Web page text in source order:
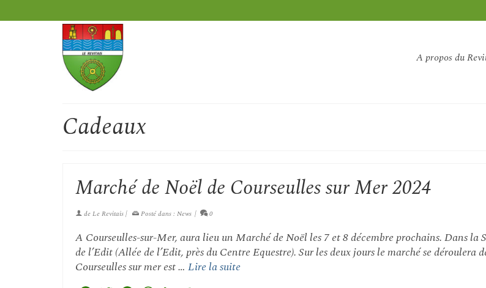
A propos du
Cadeaux
Marché de Noël de Courseulles sur Mer 2024
deLe Revitais| Posté dans : News | 0
A Courseulles-sur-Mer, aura lieu un Marché de Noël les 7 et 8 décembre prochains. Dans la
de l’Edit (Allée de l’Edit, près du Centre Equestre). Sur les deux jours le marché se déroulera
Courseulles sur mer est … Lire la suite